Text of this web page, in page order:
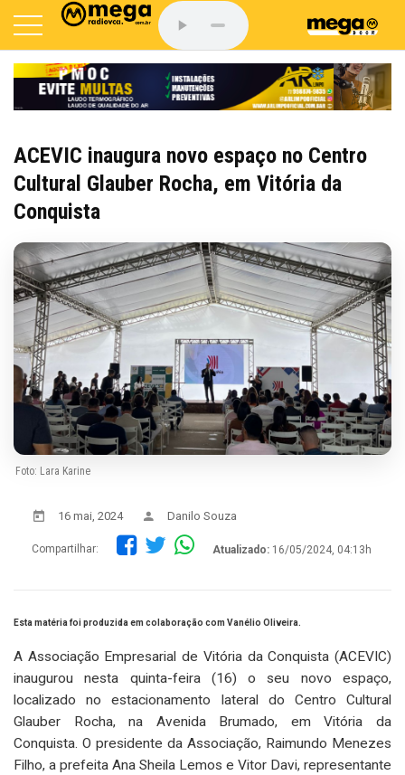
ACEVIC inaugura novo espaço no Centro
Cultural Glauber Rocha, em Vitória da
Conquista
Foto: Lara Karine
16 mai, 2024 Danilo Souza
Compartilhar: Atualizado: 16/05/2024, 04:13h
Esta matéria foi produzida em colaboração com Vanélio Oliveira.
A Associação Empresarial de Vitória da Conquista (ACEVIC)
inaugurou nesta quinta-feira (16) o seu novo espaço,
localizado no estacionamento lateral do Centro Cultural
Glauber Rocha, na Avenida Brumado, em Vitória da
Conquista. O presidente da Associação, Raimundo Menezes
Filho, a prefeita Ana Sheila Lemos e Vitor Davi, representante